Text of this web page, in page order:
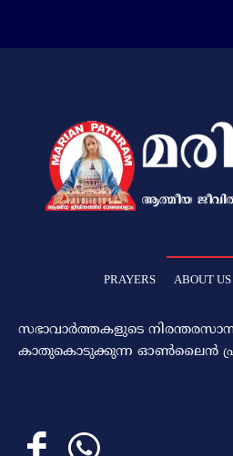
PRAYERS ABOUT US
സഭാവാര്‍ത്തകളുടെ
കാതുകൊടുക്കുന്ന ഓണ്‍ലൈന്‍